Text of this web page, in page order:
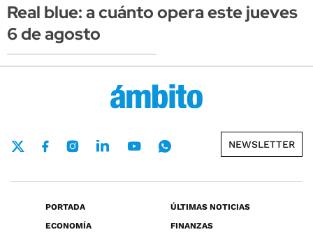
Real blue: a cuánto opera este jueves
6 de agosto
NEWSLETTER
PORTADA
ÚLTIMAS NOTICIAS
ECONOMÍA
FINANZAS